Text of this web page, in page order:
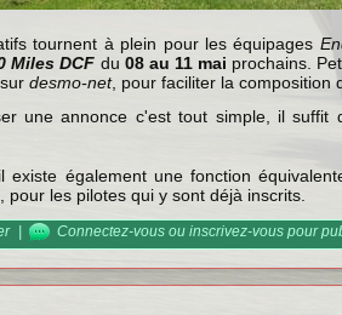
tournent à plein pour les équipages
Miles DCF du 08 au 11 mai prochains.
surdesmo-net, pour faciliter la composition
une annonce c'est tout simple, il suffit
existe également une fonction
pour les pilotes qui y sont déjà inscrits.
| Connectez-vous ouinscrivez-vous pour